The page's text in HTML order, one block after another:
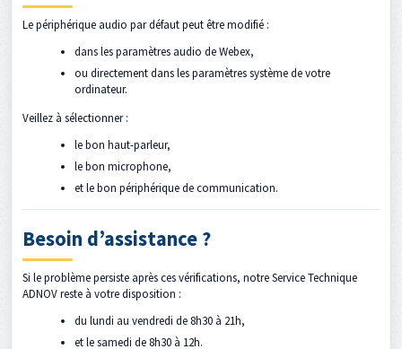
Le périphérique audio par défaut peut être modifié :
dans les paramètres audio de Webex,
ou directement dans les paramètres système de votre
ordinateur.
Veillez à sélectionner :
le bon haut-parleur,
le bon microphone,
et le bon périphérique de communication.
Besoin d’assistance ?
Si le problème persiste après ces vérifications, notre Service Technique
ADNOV reste à votre disposition :
du lundi au vendredi de 8h30 à 21h,
et le samedi de 8h30 à 12h.